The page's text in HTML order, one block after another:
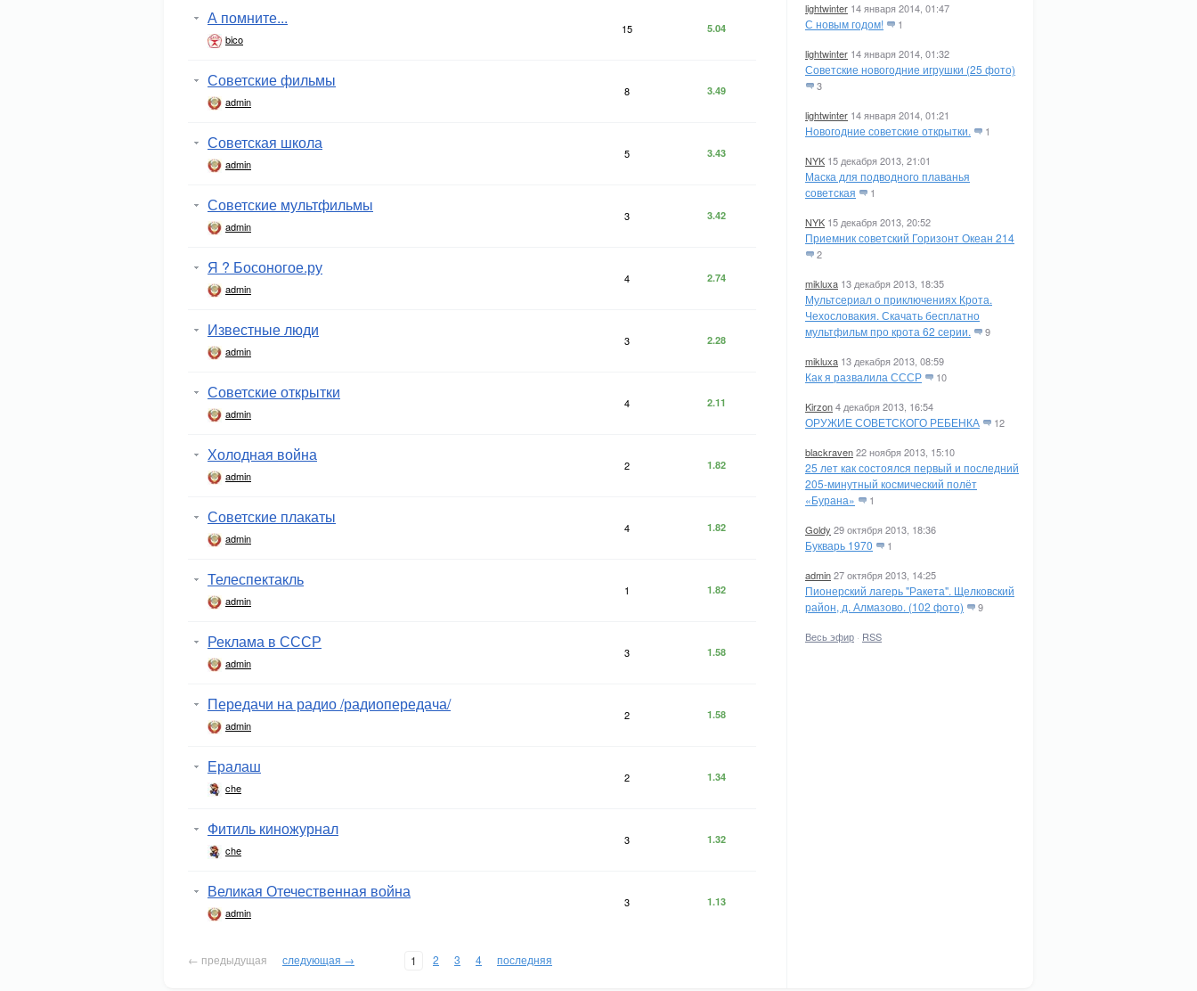
lightwinter 14 января 2014, 01:47
С новым годом! 1
lightwinter 14 января 2014, 01:32
Советские новогодние игрушки (25 фото)
3
lightwinter 14 января 2014, 01:21
Новогодние советские открытки. 1
NYK 15 декабря 2013, 21:01
Маска для подводного плаванья
советская
1
NYK 15 декабря 2013, 20:52
Приемник советский Горизонт Океан 214
2
mikluxa 13 декабря 2013, 18:35
Мультсериал о приключениях Крота.
Чехословакия. Скачать бесплатно
мультфильм про крота 62 серии.
9
mikluxa 13 декабря 2013, 08:59
Как я развалила СССР 10
Kirzon4 декабря 2013, 16:54
ОРУЖИЕ СОВЕТСКОГО РЕБЕНКА 12
blackraven22 ноября 2013, 15:10
25 лет как состоялся первый и последний
205-минутный космический полёт
«Бурана»
1
Goldy 29 октября 2013, 18:36
Букварь 1970 1
admin27 октября 2013, 14:25
Пионерский лагерь "Ракета". Щелковский
район, д. Алмазово. (102 фото)
9
Весь эфир · RSS
А помните...
bico
15 5.04
Советские фильмы
admin
8 3.49
Советская школа
admin
5 3.43
Советские мультфильмы
admin
3 3.42
Я ? Босоногое.ру
admin
4 2.74
Известные люди
admin
3 2.28
Советские открытки
admin
4 2.11
Холодная война
admin
2 1.82
Советские плакаты
admin
4 1.82
Телеспектакль
admin
1 1.82
Реклама в СССР
admin
3 1.58
Передачи на радио /радиопередача/
admin
2 1.58
Ералаш
che
2 1.34
Фитиль киножурнал
che
3 1.32
Великая Отечественная война
admin
3 1.13
← предыдущая следующая → 1 2 3 4 последняя